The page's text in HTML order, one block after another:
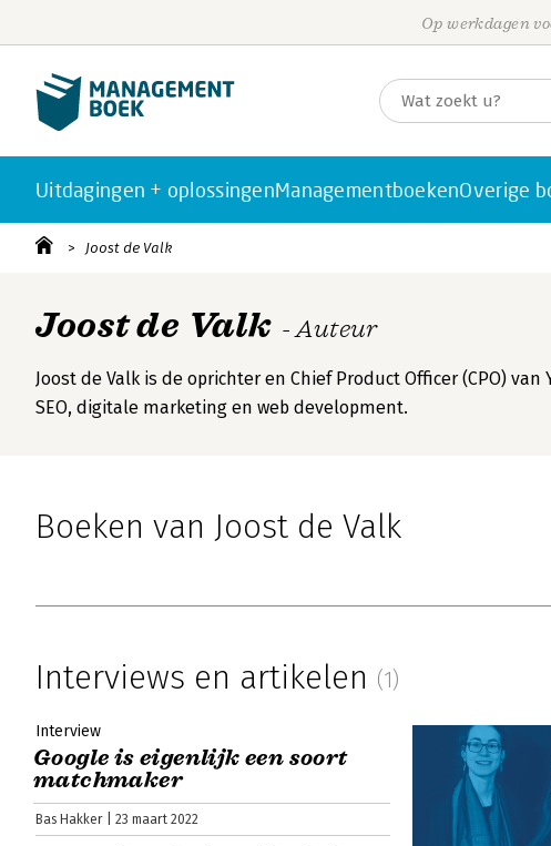
Op werkdagen
Uitdagingen + oplossingenManagementboekenOverige
Joost de Valk
Joost de Valk - Auteur
Joost de Valk is de oprichter en Chief Product Officer (CPO)
SEO, digitale marketing en web development.
Boeken van Joost de Valk
Interviews en artikelen (1)
Interview
Google is eigenlijk een soort
matchmaker
Bas Hakker | 23 maart 2022